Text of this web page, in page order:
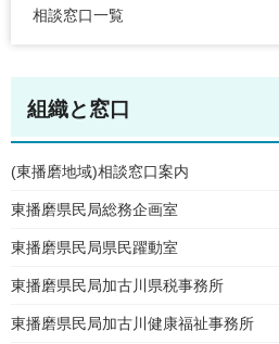
相談窓口一覧
組織と窓口
(東播磨地域)相談窓口案内
東播磨県民局総務企画室
東播磨県民局県民躍動室
東播磨県民局加古川県税事務所
東播磨県民局加古川健康福祉事務所